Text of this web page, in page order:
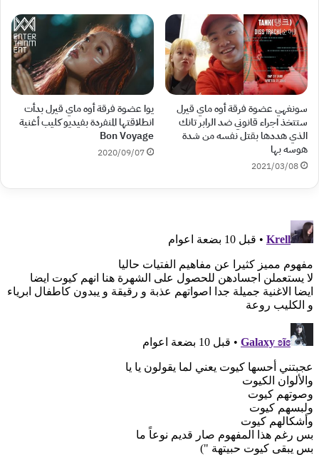
سونغهي عضوة فرقة أوه ماي قيرل
ستتخذ اجراء قانوني ضد الرابر تانك
الذي هددها بقتل نفسه من شدة
هوسه بها
2021/03/08
يوا عضوة فرقة أوه ماي قيرل بدأت
انطلاقتها المنفردة بفيديو كليب أغنية
Bon Voyage
2020/09/07